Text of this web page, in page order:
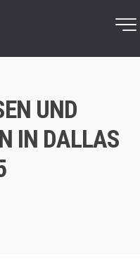
UND
IN DALLAS